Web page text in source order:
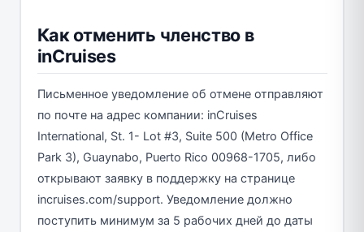
Как отменить членство в
inCruises
Письменное уведомление об отмене отправляют
по почте на адрес компании: inCruises
International, St. 1- Lot #3, Suite 500 (Metro Office
Park 3), Guaynabo, Puerto Rico 00968-1705, либо
открывают заявку в поддержку на странице
incruises.com/support. Уведомление должно
поступить минимум за 5 рабочих дней до даты